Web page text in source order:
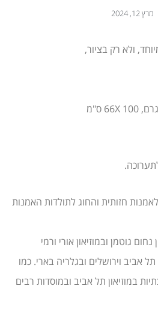
מרץ 12, 2024
ולא רק בציור,
חזותית והחוג לתולדות האמנות
גוטמן ובמוזיאון אורי ורמי
אביב וירושלים ובגלריה בארי. כמו
במוזיאון תל אביב ובמוסדות רבים